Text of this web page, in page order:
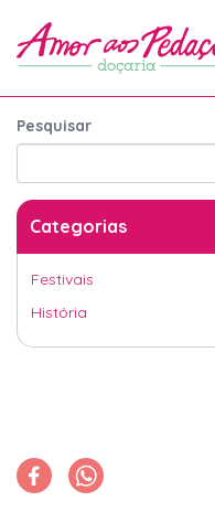
Pesquisar
Categorias
Festivais
História